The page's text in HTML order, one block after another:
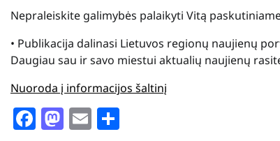
Nepraleiskite galimybės palaikyti Vitą
• Publikacija dalinasi Lietuvos regionų naujienų
Daugiau sau ir savo miestui aktualių naujienų
Nuoroda į informacijos šaltinį
Facebook
Mastodon
Email